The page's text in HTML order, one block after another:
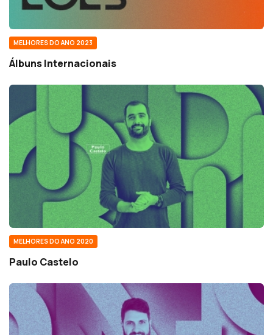
MELHORES DO ANO 2023
Álbuns Internacionais
MELHORES DO ANO 2020
Paulo Castelo